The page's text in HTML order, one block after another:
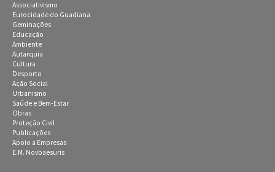
Associativismo
Eurocidade do Guadiana
Geminações
Educação
Ambiente
Autarquia
Cultura
Desporto
Ação Social
Urbanismo
Saúde e Bem-Estar
Obras
Proteção Civil
Publicações
Apoio a Empresas
E.M. Novbaesuris